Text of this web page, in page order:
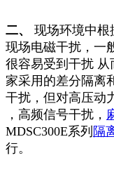
二、 现场环境中根
现场电磁干扰，一
很容易受到干扰
家采用的差分隔离
干扰，但对高压动
，高频信号干扰，
MDSC300E系列 隔
行。